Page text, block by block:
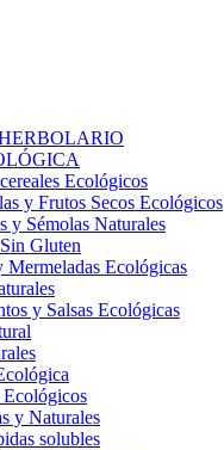
Ecológicos
y Frutos Secos Ecológicos
y Sémolas Naturales
Gluten
Mermeladas Ecológicas
y Salsas Ecológicas
Ecológicos
y Naturales
solubles